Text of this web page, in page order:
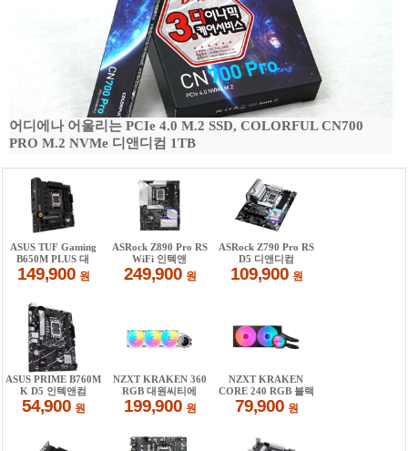
어디에나 어울리는 PCIe 4.0 M.2 SSD, COLORFUL CN700
PRO M.2 NVMe 디앤디컴 1TB